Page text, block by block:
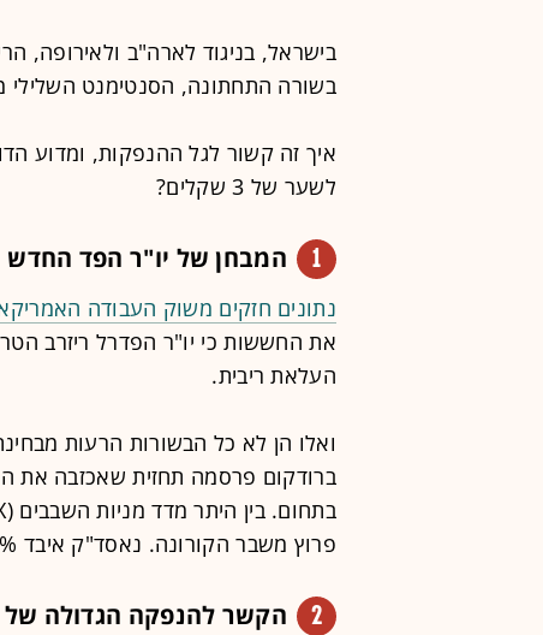
בישראל, בניגוד לארה"ב ולאירופה,
בשורה התחתונה, הסנטימנט השלילי
איך זה קשור לגל ההנפקות, ומדוע
לשער של 3 שקלים?
1 המבחן של יו"ר הפד החדש
נתונים חזקים משוק העבודה
את החששות כי יו"ר הפדרל ריזרב
העלאת ריבית.
ואלו הן לא כל הבשורות הרעות
ברודקום פרסמה תחזית שאכזבה את
פרוץ משבר הקורונה. נאסד"ק איבד 4% ביום שישי.
2 הקשר להנפקה הגדולה